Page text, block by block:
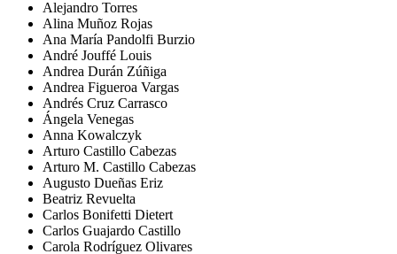
Alejandro Torres
Alina Muñoz Rojas
Ana María Pandolfi Burzio
André Jouffé Louis
Andrea Durán Zúñiga
Andrea Figueroa Vargas
Andrés Cruz Carrasco
Ángela Venegas
Anna Kowalczyk
Arturo Castillo Cabezas
Arturo M. Castillo Cabezas
Augusto Dueñas Eriz
Beatriz Revuelta
Carlos Bonifetti Dietert
Carlos Guajardo Castillo
Carola Rodríguez Olivares